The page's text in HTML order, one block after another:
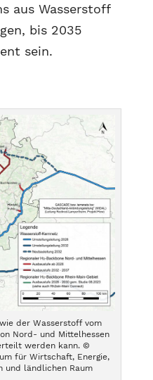
aus Wasserstoff
bis 2035
sein.
der Wasserstoff vom
Nord- und Mittelhessen
werden kann. ©
für Wirtschaft, Energie,
und ländlichen Raum